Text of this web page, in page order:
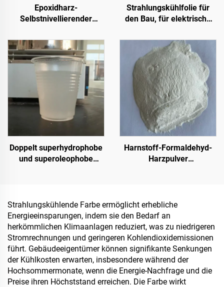
Epoxidharz-
Selbstnivellierender
gewerbliche, industrielle
und hochwertige
Wohnprojekte
Strahlungskühlfolie für
den Bau, für elektrische
spezielle Lagerhallen,
Öltanks, Getreidelager,
Verkehrseinrichtungen
und Außenanlagen sowie
für neu entstehende
Lebensstil-Anwendungen
Doppelt superhydrophobe
und superoleophobe
oder in anderen
Szenarien, bei denen
hydrophobe und
oleophobe Eigenschaften
erforderlich sind
Harnstoff-Formaldehyd-
Harzpulver
Spanplatten, darunter
Mehrschicht-Sperrholz,
Feinholzplatten, Öko-
Platten, furnierte
Spanplatten usw.
Strahlungskühlende Farbe ermöglicht erhebliche
Energieeinsparungen, indem sie den Bedarf an
herkömmlichen Klimaanlagen reduziert, was zu niedrigeren
Stromrechnungen und geringeren Kohlendioxidemissionen
führt. Gebäudeeigentümer können signifikante Senkungen
der Kühlkosten erwarten, insbesondere während der
Hochsommermonate, wenn die Energie-Nachfrage und die
Preise ihren Höchststand erreichen. Die Farbe wirkt